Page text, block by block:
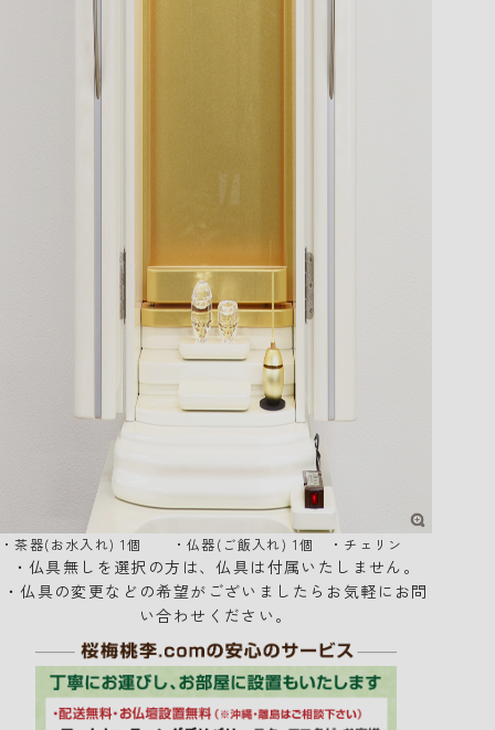
・茶器(お水入れ) 1個 ・仏器(ご飯入れ) 1個 ・チェリン
・仏具無しを選択の方は、仏具は付属いたしません。
・仏具の変更などの希望がございましたらお気軽にお問
い合わせください。